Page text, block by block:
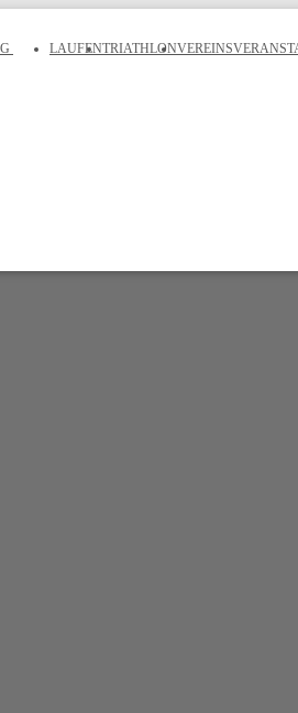
LAUFENTRIATHLON